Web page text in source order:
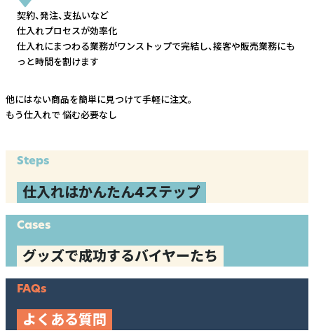
契約、発注、支払いなど
仕入れプロセスが効率化
仕入れにまつわる業務がワンストップで完結し、接客や販売業務にも
っと時間を割けます
他にはない商品を簡単に見つけて手軽に注文。
もう仕入れで 悩む必要なし
Steps
仕入れはかんたん4ステップ
Cases
グッズで成功するバイヤーたち
FAQs
よくある質問